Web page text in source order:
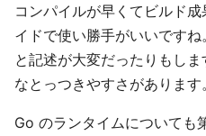
コンパイルが早くてビルド
イドで使い勝手がいいです
と記述が大変だったりもし
なとっつきやすさがあります。
Go のランタイムについても